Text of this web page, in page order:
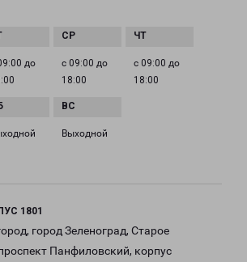
до
с 09:00 до
18:00
с 09:00 до
18:00
Выходной
1801
город Зеленоград, Старое
Панфиловский, корпус